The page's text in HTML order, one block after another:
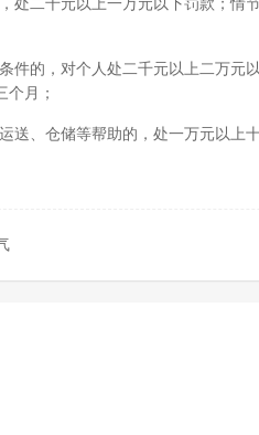
件的，对个人处二千元以上二万元
月；
送、仓储等帮助的，处一万元以上